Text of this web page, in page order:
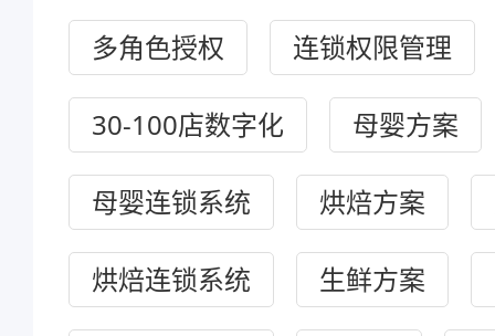
多角色授权 连锁权限管理
30-100店数字化 母婴方案
母婴连锁系统 烘焙方案
烘焙连锁系统 生鲜方案